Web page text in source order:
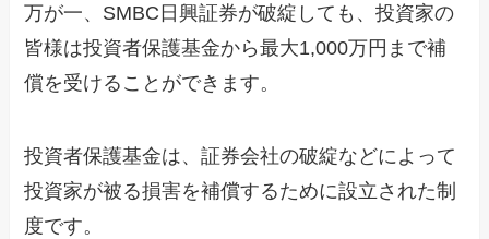
万が一、SMBC日興証券が破綻しても、投資家の
皆様は投資者保護基金から最大1,000万円まで補
償を受けることができます。
投資者保護基金は、証券会社の破綻などによって
投資家が被る損害を補償するために設立された制
度です。